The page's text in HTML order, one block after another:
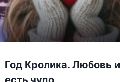
Год Кролика. Любовь и
есть чудо.